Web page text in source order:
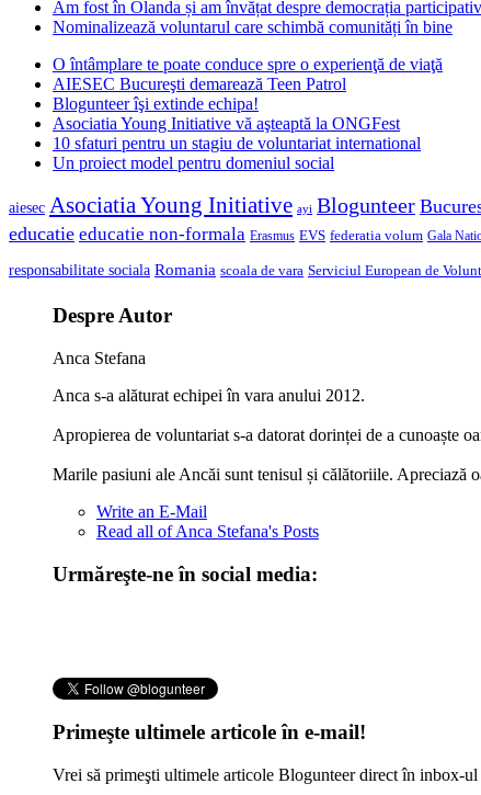
Am fost în Olanda și am învățat despre democrația
Nominalizează voluntarul care schimbă comunități în bine
O întâmplare te poate conduce spre o experienţă de viaţă
AIESEC Bucureşti demarează Teen Patrol
Blogunteer îşi extinde echipa!
Asociatia Young Initiative vă aşteaptă la ONGFest
10 sfaturi pentru un stagiu de voluntariat international
Un proiect model pentru domeniul social
aiesec Asociatia Young Initiative ayi Blogunteer
educatie educatie non-formala Erasmus EVS federatia volum Gala
responsabilitate sociala Romania scoala de vara Serviciul European de
Despre Autor
Anca Stefana
Anca s-a alăturat echipei în vara anului 2012.
Apropierea de voluntariat s-a datorat dorinței de a cunoaște
Marile pasiuni ale Ancăi sunt tenisul și călătoriile. Apreciază
Write an E-Mail
Read all of Anca Stefana's Posts
Urmăreşte-ne în social media:
Primeşte ultimele articole în e-mail!
Vrei să primeşti ultimele articole Blogunteer direct în inbox-